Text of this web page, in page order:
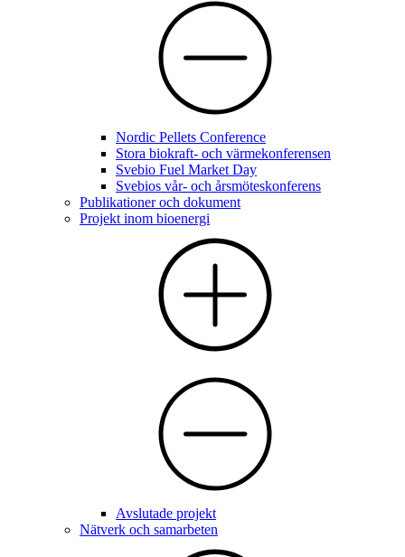
Nordic Pellets Conference
Stora biokraft- och värmekonferensen
Svebio Fuel Market Day
Svebios vår- och årsmöteskonferens
Publikationer och dokument
Projekt inom bioenergi
Avslutade projekt
Nätverk och samarbeten